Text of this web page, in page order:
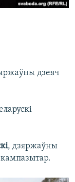
дзеяч
, дзяржаўны